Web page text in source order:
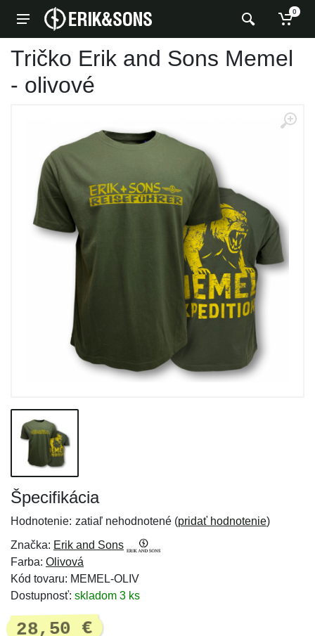
0
Tričko Erik and Sons Memel
- olivové
Špecifikácia
Hodnotenie: zatiaľ nehodnotené (pridať hodnotenie)
Značka: Erik and Sons
Farba: Olivová
Kód tovaru: MEMEL-OLIV
Dostupnosť: skladom 3 ks
28,50 €